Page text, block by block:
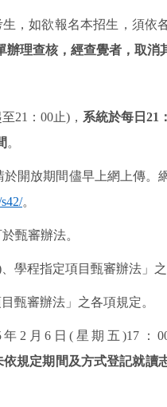
生，如欲報名本招生，須依
理查核，經查覺者，取消
至21 ： 00止)， 系統於每日21
。
開放期間儘早上網上傳。
。
甄審辦法。
、學程指定項目甄審辦法」
目甄審辦法」之各項規定。
年 2 月6 日( 星期五)17 ：
依規定期間及方式登記就讀